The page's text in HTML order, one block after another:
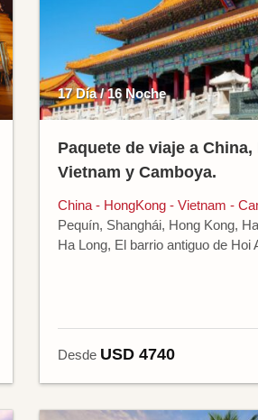
17 Día / 16 Noche
Paquete de viaje a
Vietnam y Camboya.
China - HongKong - Vietnam -
Pequín, Shanghái, Hong Kong,
Ha Long, El barrio antiguo de Hoi
Desde USD 4740